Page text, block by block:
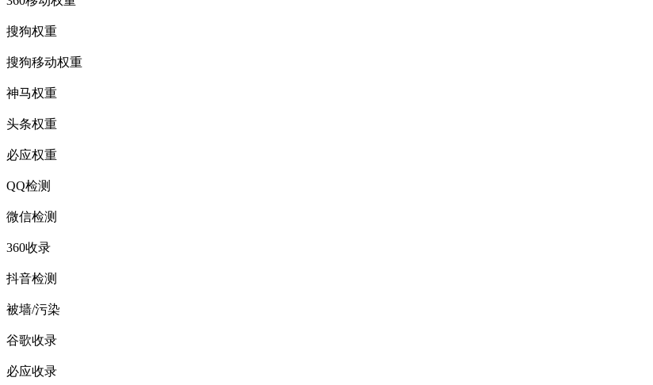
搜狗权重
搜狗移动权重
神马权重
头条权重
必应权重
QQ检测
微信检测
360收录
抖音检测
被墙/污染
谷歌收录
必应收录